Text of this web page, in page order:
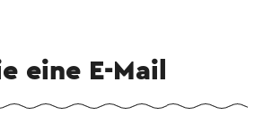
eine E-Mail